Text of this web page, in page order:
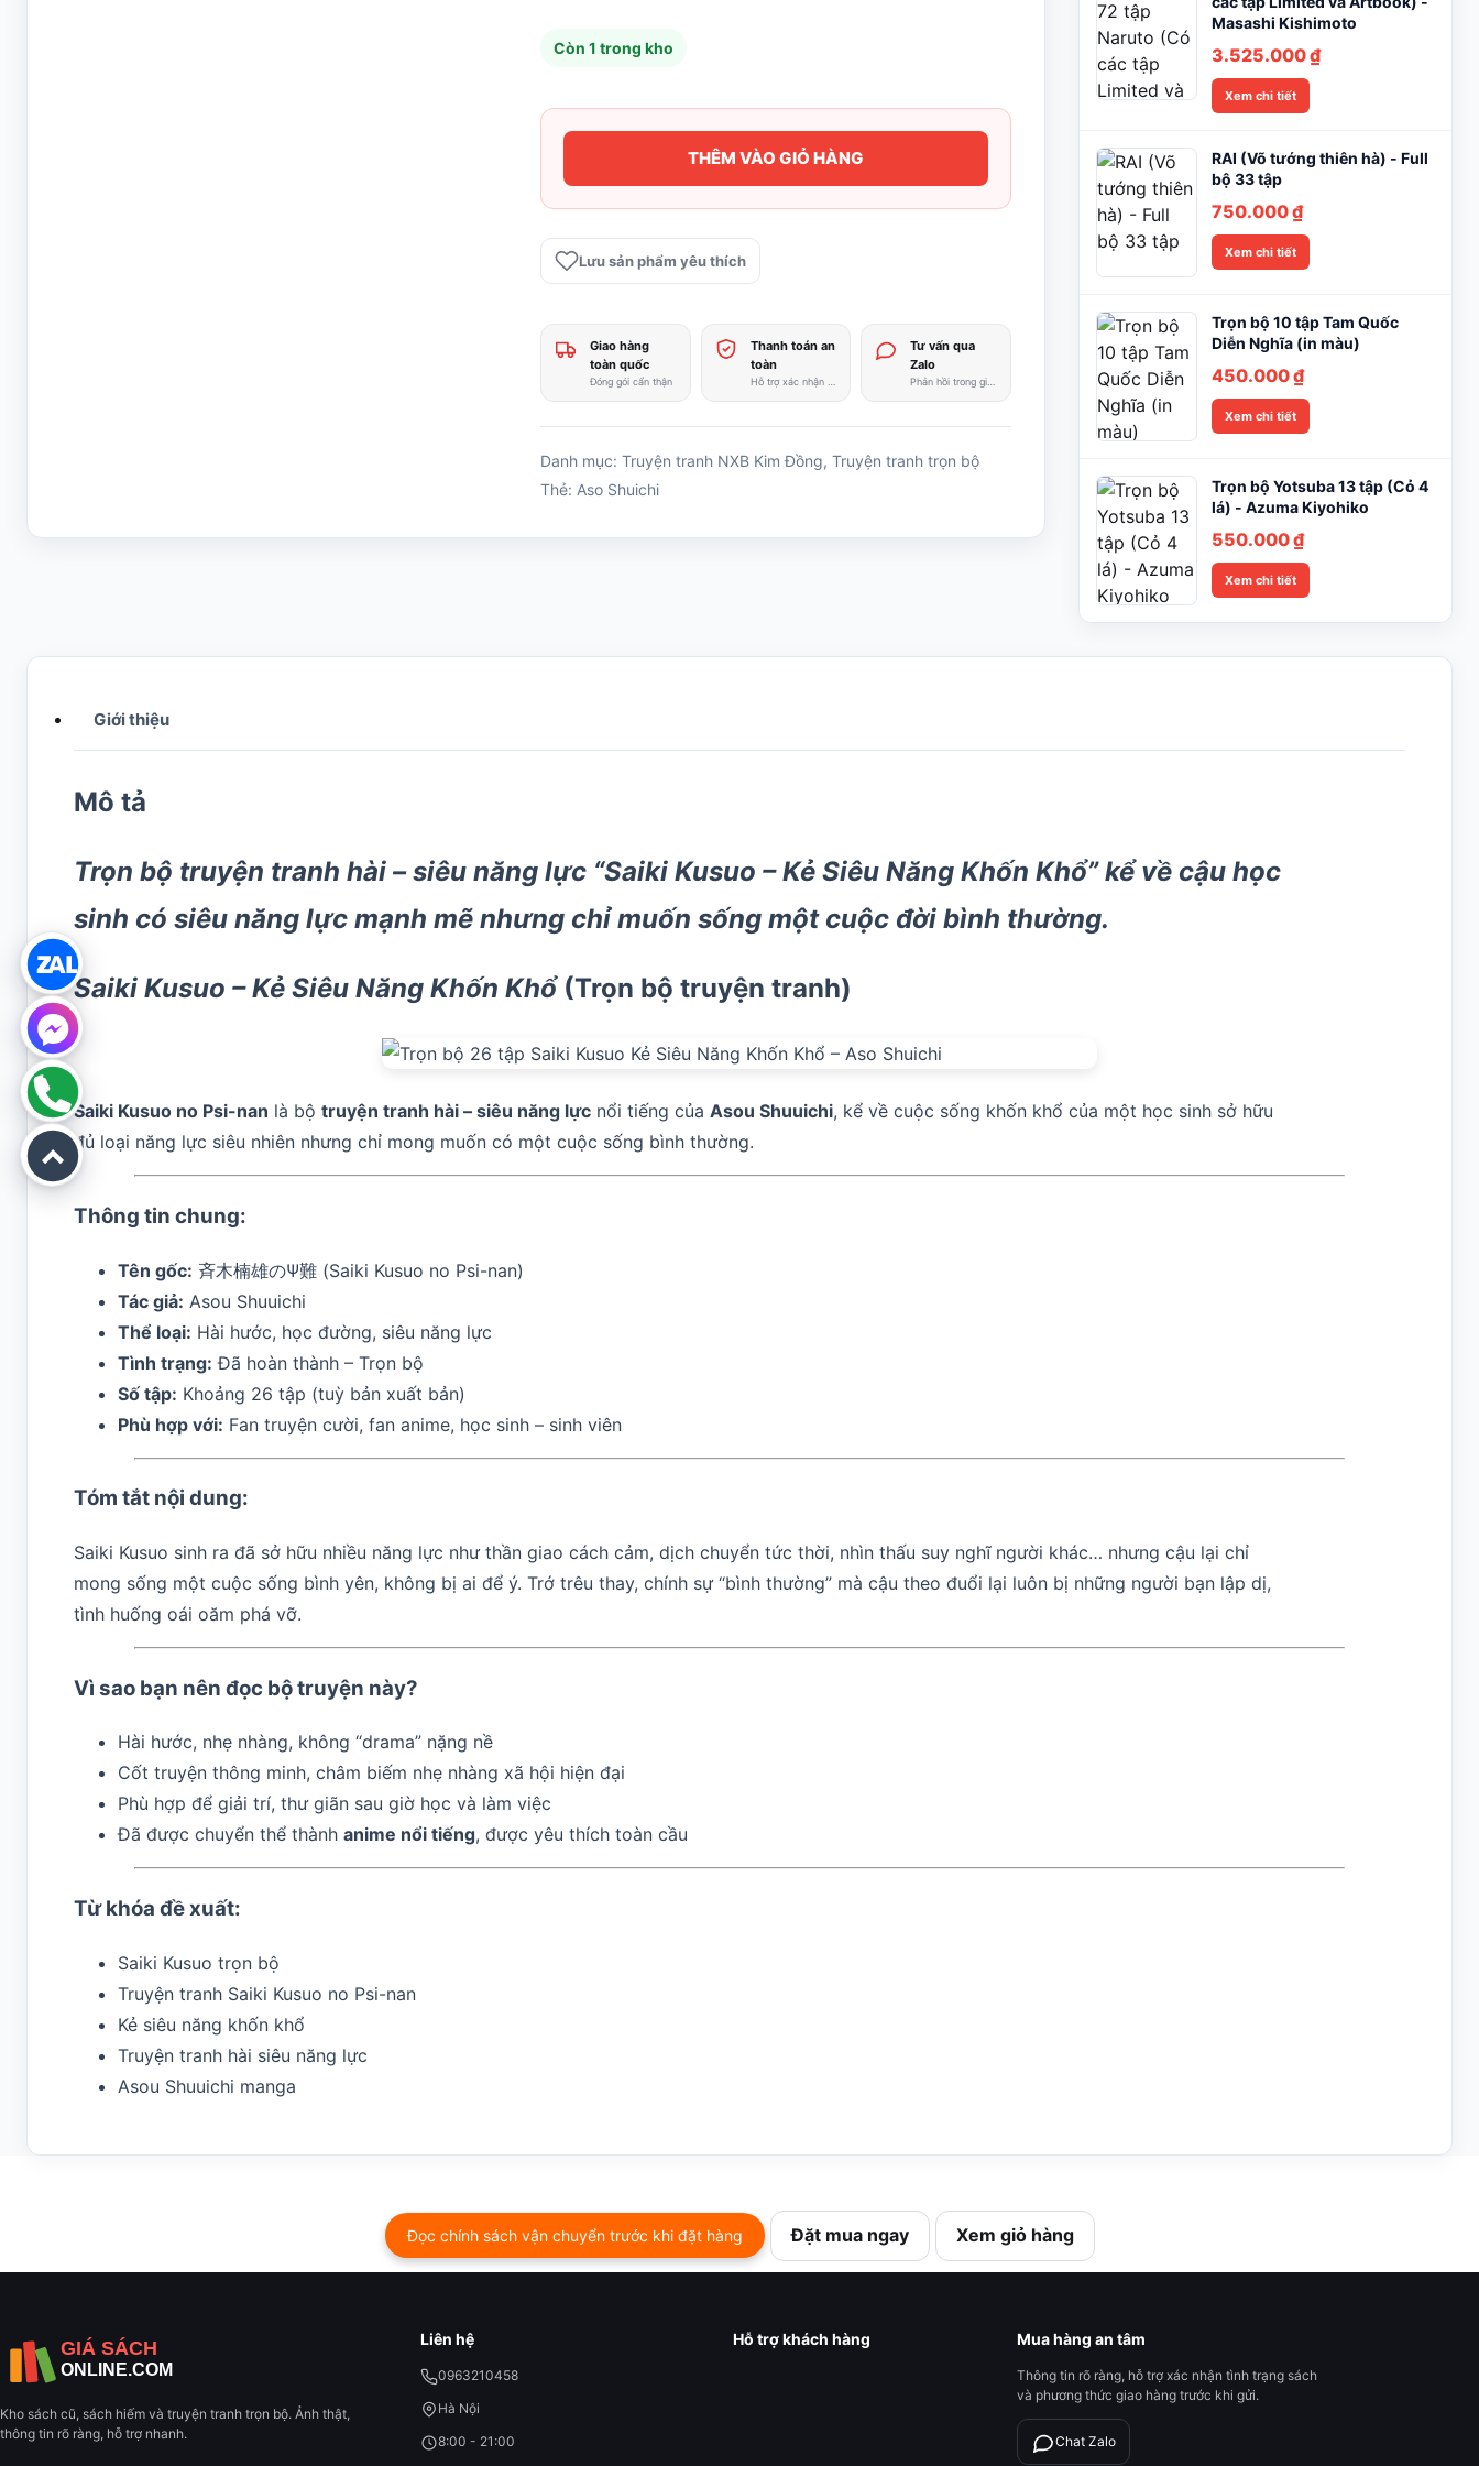
Còn 1 trong kho
tập
Saiki
Kẻ
Siêu
Năng
Khốn
-
Aso
số
THÊM VÀO GIỎ HÀNG
Lưu sản phẩm yêu thích
Giao hàng
toàn quốc
Đóng gói cẩn thận
Thanh toán an
toàn
Hỗ trợ xác nhận nhanh
Tư vấn qua
Zalo
Phản hồi trong giờ làm việc
Danh mục: Truyện tranh NXB Kim Đồng, Truyện tranh trọn bộ
Thẻ: Aso Shuichi
Masashi Kishimoto
3.525.000₫
Xem chi tiết
RAI (Võ tướng thiên hà) - Full
bộ 33 tập
750.000₫
Xem chi tiết
Trọn bộ 10 tập Tam Quốc
Diễn Nghĩa (in màu)
450.000₫
Xem chi tiết
Trọn bộ Yotsuba 13 tập (Cỏ 4
lá) - Azuma Kiyohiko
550.000₫
Xem chi tiết
Giới thiệu
Mô tả
Trọn bộ truyện tranh hài – siêu năng lực “Saiki Kusuo – Kẻ Siêu Năng Khốn Khổ” kể về cậu học
sinh có siêu năng lực mạnh mẽ nhưng chỉ muốn sống một cuộc đời bình thường.
Saiki Kusuo – Kẻ Siêu Năng Khốn Khổ(Trọn bộ truyện tranh)
Saiki Kusuo no Psi-nan là bộ truyện tranh hài – siêu năng lực nổi tiếng của Asou Shuuichi, kể về cuộc sống khốn khổ của một học sinh sở hữu
đủ loại năng lực siêu nhiên nhưng chỉ mong muốn có một cuộc sống bình thường.
Thông tin chung:
Tên gốc: 斉木楠雄のΨ難 (Saiki Kusuo no Psi-nan)
Tác giả: Asou Shuuichi
Thể loại: Hài hước, học đường, siêu năng lực
Tình trạng: Đã hoàn thành – Trọn bộ
Số tập: Khoảng 26 tập (tuỳ bản xuất bản)
Phù hợp với: Fan truyện cười, fan anime, học sinh – sinh viên
Tóm tắt nội dung:
Saiki Kusuo sinh ra đã sở hữu nhiều năng lực như thần giao cách cảm, dịch chuyển tức thời, nhìn thấu suy nghĩ người khác… nhưng cậu lại chỉ
mong sống một cuộc sống bình yên, không bị ai để ý. Trớ trêu thay, chính sự “bình thường” mà cậu theo đuổi lại luôn bị những người bạn lập dị,
tình huống oái oăm phá vỡ.
Vì sao bạn nên đọc bộ truyện này?
Hài hước, nhẹ nhàng, không “drama” nặng nề
Cốt truyện thông minh, châm biếm nhẹ nhàng xã hội hiện đại
Phù hợp để giải trí, thư giãn sau giờ học và làm việc
Đã được chuyển thể thành anime nổi tiếng, được yêu thích toàn cầu
Từ khóa đề xuất:
Saiki Kusuo trọn bộ
Truyện tranh Saiki Kusuo no Psi-nan
Kẻ siêu năng khốn khổ
Truyện tranh hài siêu năng lực
Asou Shuuichi manga
Đọc chính sách vận chuyển trước khi đặt hàng Đặt mua ngay Xem giỏ hàng
Kho sách cũ, sách hiếm và truyện tranh trọn bộ. Ảnh thật,
thông tin rõ ràng, hỗ trợ nhanh.
Liên hệ
0963210458
Hà Nội
8:00 - 21:00
Hỗ trợ khách hàng Mua hàng an tâm
Thông tin rõ ràng, hỗ trợ xác nhận tình trạng sách
và phương thức giao hàng trước khi gửi.
Chat Zalo